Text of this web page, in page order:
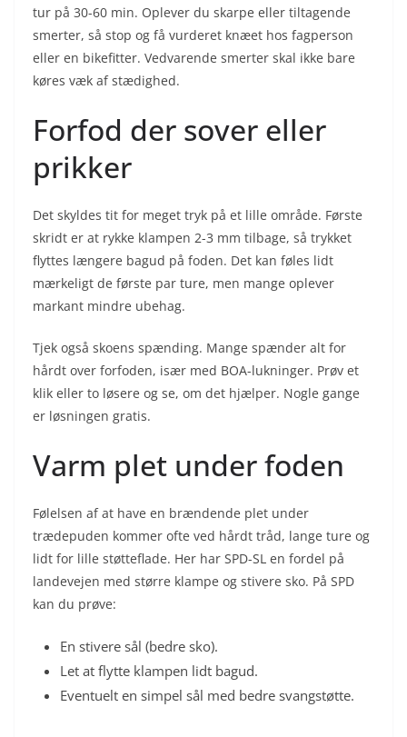
tur på 30-60 min. Oplever du skarpe eller tiltagende
smerter, så stop og få vurderet knæet hos fagperson
eller en bikefitter. Vedvarende smerter skal ikke bare
køres væk af stædighed.
Forfod der sover eller
prikker
Det skyldes tit for meget tryk på et lille område. Første
skridt er at rykke klampen 2-3 mm tilbage, så trykket
flyttes længere bagud på foden. Det kan føles lidt
mærkeligt de første par ture, men mange oplever
markant mindre ubehag.
Tjek også skoens spænding. Mange spænder alt for
hårdt over forfoden, især med BOA-lukninger. Prøv et
klik eller to løsere og se, om det hjælper. Nogle gange
er løsningen gratis.
Varm plet under foden
Følelsen af at have en brændende plet under
trædepuden kommer ofte ved hårdt tråd, lange ture og
lidt for lille støtteflade. Her har SPD-SL en fordel på
landevejen med større klampe og stivere sko. På SPD
kan du prøve:
En stivere sål (bedre sko).
Let at flytte klampen lidt bagud.
Eventuelt en simpel sål med bedre svangstøtte.